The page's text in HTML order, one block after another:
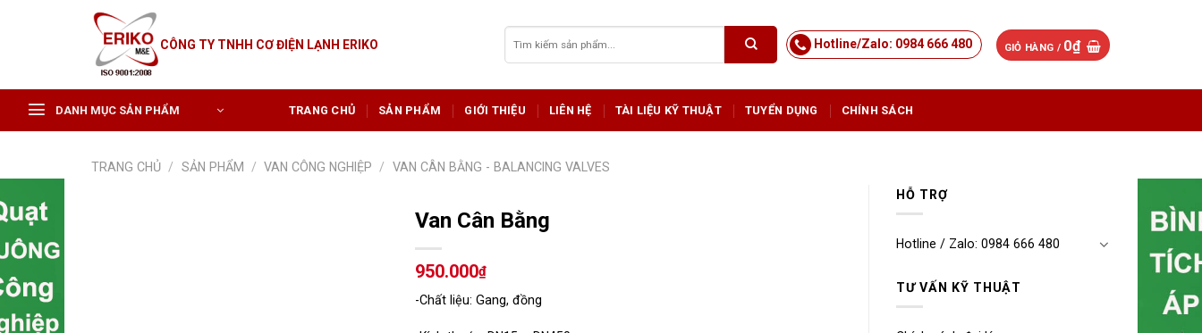
CÔNG TY TNHH CƠ ĐIỆN LẠNH ERIKO
kiếm:
Hotline/Zalo: 0984 666 480 GIỎ HÀNG / 0₫
DANH MỤC SẢN PHẨM TRANG CHỦ SẢN PHẨM GIỚI THIỆU LIÊN HỆ TÀI LIỆU KỸ THUẬT TUYỂN DỤNG CHÍNH SÁCH
TRANG CHỦ / SẢN PHẨM / VAN CÔNG NGHIỆP /
VAN CÂN BẰNG - BALANCING VALVES
HỖ TRỢ
Hotline / Zalo: 0984 666 480
TƯ VẤN KỸ THUẬT
Van Cân Bằng
950.000₫
-Chất liệu: Gang, đồng